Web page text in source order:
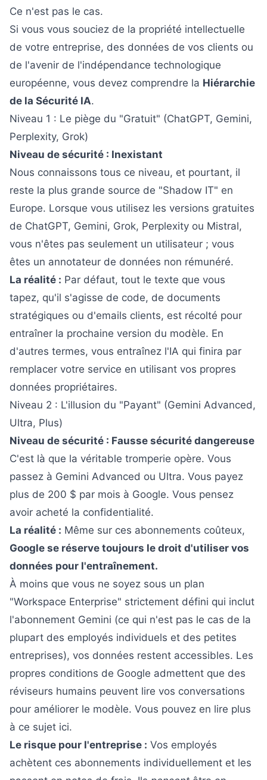
Ce n'est pas le cas.
Si vous vous souciez de la propriété intellectuelle
de votre entreprise, des données de vos clients ou
de l'avenir de l'indépendance technologique
européenne, vous devez comprendre la Hiérarchie
de la Sécurité IA.
Niveau 1 : Le piège du "Gratuit" (ChatGPT, Gemini,
Perplexity, Grok)
Niveau de sécurité : Inexistant
Nous connaissons tous ce niveau, et pourtant, il
reste la plus grande source de "Shadow IT" en
Europe. Lorsque vous utilisez les versions gratuites
de ChatGPT, Gemini, Grok, Perplexity ou Mistral,
vous n'êtes pas seulement un utilisateur ; vous
êtes un annotateur de données non rémunéré.
La réalité : Par défaut, tout le texte que vous
tapez, qu'il s'agisse de code, de documents
stratégiques ou d'emails clients, est récolté pour
entraîner la prochaine version du modèle. En
d'autres termes, vous entraînez l'IA qui finira par
remplacer votre service en utilisant vos propres
données propriétaires.
Niveau 2 : L'illusion du "Payant" (Gemini Advanced,
Ultra, Plus)
Niveau de sécurité : Fausse sécurité dangereuse
C'est là que la véritable tromperie opère. Vous
passez à Gemini Advanced ou Ultra. Vous payez
plus de 200 $ par mois à Google. Vous pensez
avoir acheté la confidentialité.
La réalité : Même sur ces abonnements coûteux,
Google se réserve toujours le droit d'utiliser vos
données pour l'entraînement.
À moins que vous ne soyez sous un plan
"Workspace Enterprise" strictement défini qui inclut
l'abonnement Gemini (ce qui n'est pas le cas de la
plupart des employés individuels et des petites
entreprises), vos données restent accessibles. Les
propres conditions de Google admettent que des
réviseurs humains peuvent lire vos conversations
pour améliorer le modèle. Vous pouvez en lire plus
à ce sujet ici.
Le risque pour l'entreprise : Vos employés
achètent ces abonnements individuellement et les